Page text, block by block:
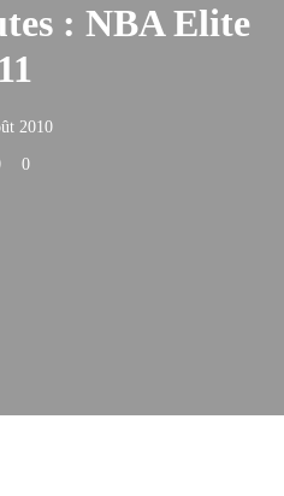
: NBA Elite
11
2010
0